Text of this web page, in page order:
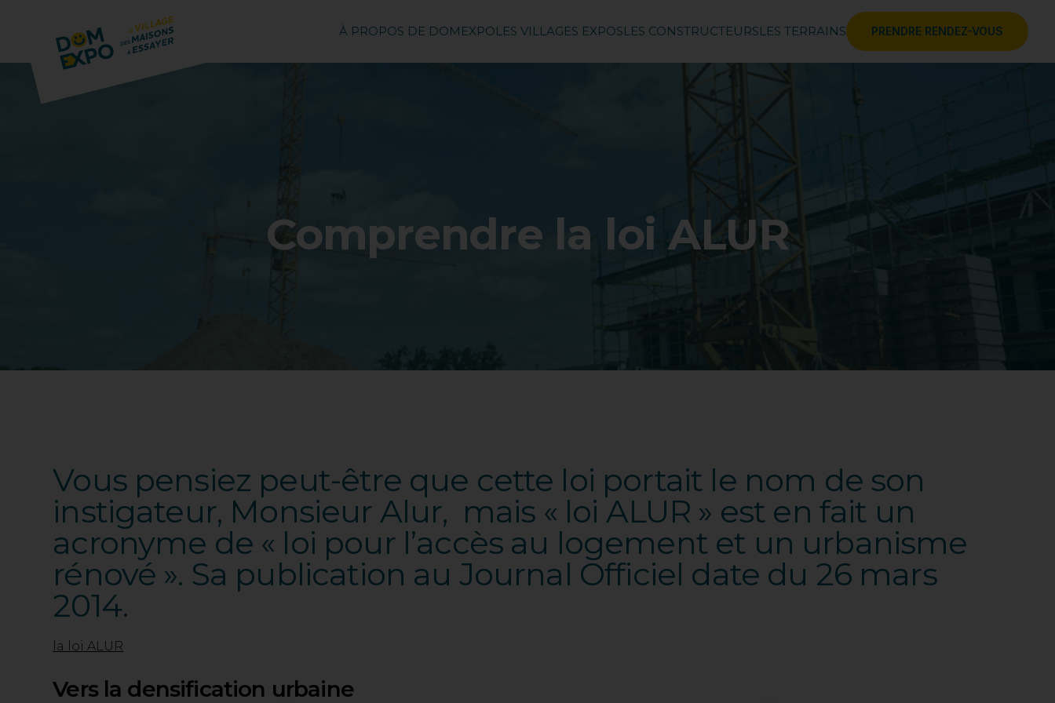
À PROPOS DE DOMEXPOLES VILLAGES EXPOSLES CONSTRUCTEURSLES TERRAINS PRENDRE RENDEZ-VOUS
Comprendre la loi ALUR
Vous pensiez peut-être que cette loi portait le nom de son
instigateur, Monsieur Alur, mais « loi ALUR » est en fait un
acronyme de « loi pour l’accès au logement et un urbanisme
rénové ». Sa publication au Journal Officiel date du 26 mars
2014.
la loi ALUR
Vers la densification urbaine